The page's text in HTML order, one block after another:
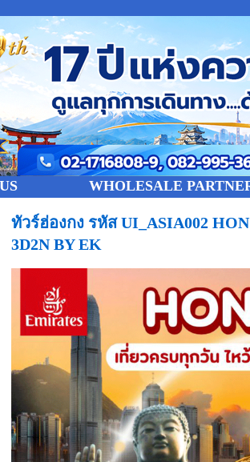
WHOLESALE
ทัวร์ฮ่องกง รหัส UI_ASIA002
3D2N BY EK